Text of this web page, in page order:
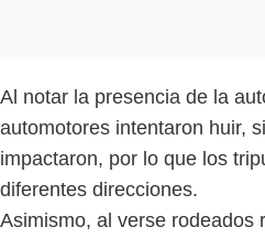
Al notar la presencia de la
automotores intentaron huir,
impactaron, por lo que los
diferentes direcciones.
Asimismo, al verse rodeados